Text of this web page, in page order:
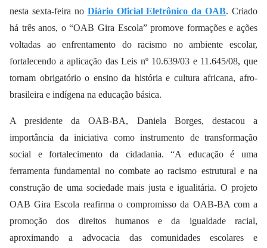
nesta sexta-feira no Diário Oficial Eletrônico da OAB. Criado
há três anos, o “OAB Gira Escola” promove formações e ações
voltadas ao enfrentamento do racismo no ambiente escolar,
fortalecendo a aplicação das Leis nº 10.639/03 e 11.645/08, que
tornam obrigatório o ensino da história e cultura africana, afro-
brasileira e indígena na educação básica.
A presidente da OAB-BA, Daniela Borges, destacou a
importância da iniciativa como instrumento de transformação
social e fortalecimento da cidadania. “A educação é uma
ferramenta fundamental no combate ao racismo estrutural e na
construção de uma sociedade mais justa e igualitária. O projeto
OAB Gira Escola reafirma o compromisso da OAB-BA com a
promoção dos direitos humanos e da igualdade racial,
aproximando a advocacia das comunidades escolares e